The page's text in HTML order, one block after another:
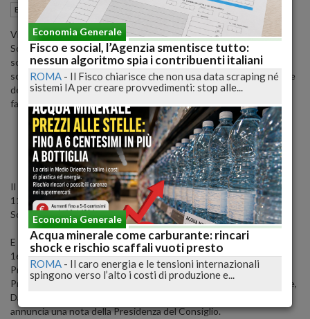
Economia generale Roma (RM) 20 Maggio 2021 09:48
Via libera definitivo dell'Aula della Camera al decreto legge
Sostegni, il provvedimento finanziato con i 32 miliardi dello
scostamento di bilancio autorizzato dal Parlamento nel gennaio
scorso e che interviene, prioritariamente, con nuovi ristori a favore
delle imprese svincolando gli interventi dai codici Ateco. I voti a
favore sono stati 375, nessun contrario, 45 gli astenuti.
Il Consiglio dei ministri è convocato per domani 20 maggio alle ore
11:15, a Palazzo Chigi. Sul tavolo l'approvazione del decreto
Sostegni bis.
E il Presidente del Consiglio, Mario Draghi, sempre domani alle ore
16 terrà una conferenza stampa presso la Sala Polifunzionale della
Presidenza del Consiglio per illustrare il Decreto 'Imprese, Lavoro,
Professioni'. Interverranno il ministro dell'Economia e delle Finanze,
Daniele Franco, e il ministro del Lavoro, Andrea Orlando. Lo
annuncia una nota della Presidenza del Consiglio.
Economia Generale
Fisco e social, l’Agenzia smentisce tutto:
nessun algoritmo spia i contribuenti italiani
ROMA - Il Fisco chiarisce che non usa data scraping né
sistemi IA per creare provvedimenti: stop alle...
Economia Generale
Acqua minerale come carburante: rincari
shock e rischio scaffali vuoti presto
ROMA - Il caro energia e le tensioni internazionali
spingono verso l’alto i costi di produzione e...